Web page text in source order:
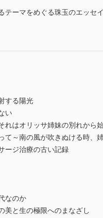
テーマをめぐる珠玉のエッ
する陽光
い
れはオリッサ姉妹の別れから
て～南の風が吹きぬける時、
ージ治療の古い記録
なのか
美と生の極限へのまなざし